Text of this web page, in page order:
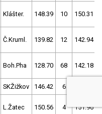
Klášter. 148.39 10 150.31
Č.Kruml. 139.82 12 142.94
Boh.Pha 128.70 68 142.18
SKŽižkov 146.42 6
L.Žatec 150.56 4 151.96